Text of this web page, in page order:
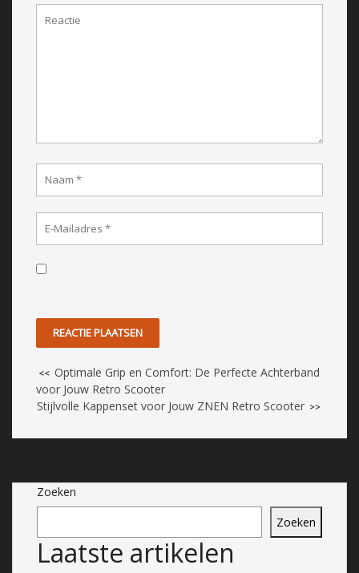
<< Optimale Grip en Comfort: De Perfecte Achterband
voor Jouw Retro Scooter
Stijlvolle Kappenset voor Jouw ZNEN Retro Scooter >>
Zoeken
Zoeken
Laatste artikelen